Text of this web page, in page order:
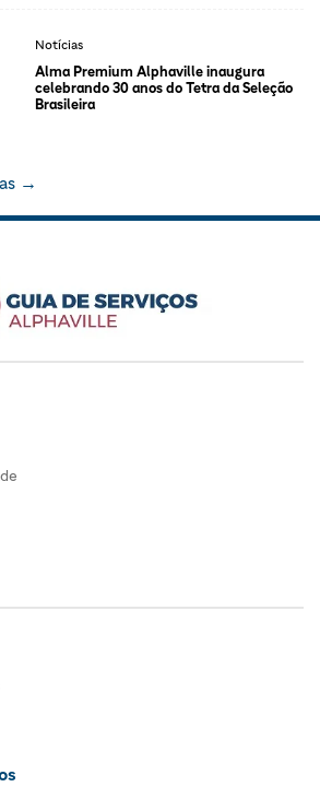
Notícias
Alma Premium Alphaville inaugura
celebrando 30 anos do Tetra da Seleção
Brasileira
→